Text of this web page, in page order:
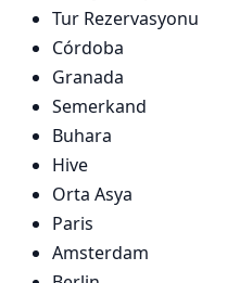
Tur Rezervasyonu
Córdoba
Granada
Semerkand
Buhara
Hive
Orta Asya
Paris
Amsterdam